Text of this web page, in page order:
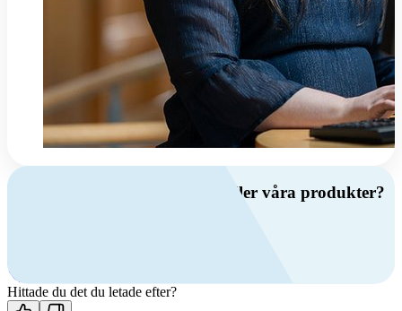
Har du frågor om ventilation eller våra produkter?
Kontakta oss
Hittade du det du letade efter?